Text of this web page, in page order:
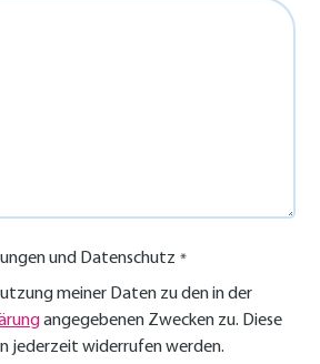
und Datenschutz
meiner Daten zu den in der
angegebenen Zwecken zu. Diese
jederzeit widerrufen werden.